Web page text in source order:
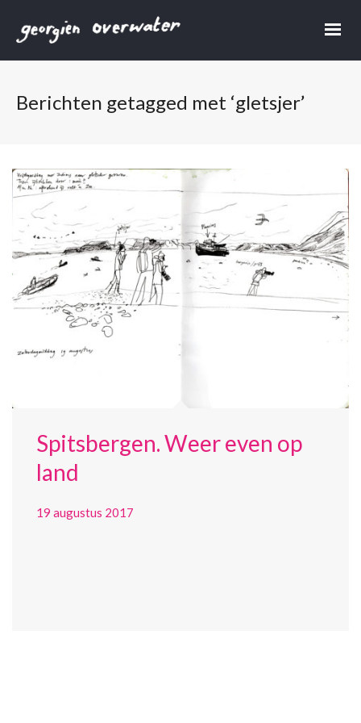
Berichten getagged met ‘gletsjer’
Spitsbergen. Weer even op
land
19 augustus 2017